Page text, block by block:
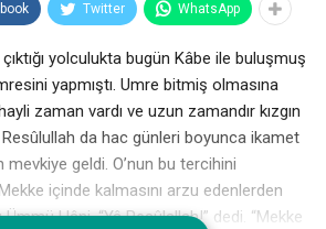
Twitter WhatsApp
yolculukta bugün Kâbe ile buluşmuş
yapmıştı. Umre bitmiş olmasına
zaman vardı ve uzun zamandır kızgın
da hac günleri boyunca ikamet
geldi. O’nun bu tercihini
içinde kalmasını arzu edenlerden
Hâni, “Yâ Resûlallah!” dedi. “Mekke